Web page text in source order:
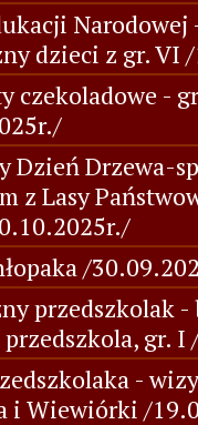
Narodowej
dzieci z gr. VI
czekoladowe -
Dzień Drzewa-
z Lasy
/
przedszkolak -
przedszkola, gr.
-
i Wiewiórki /